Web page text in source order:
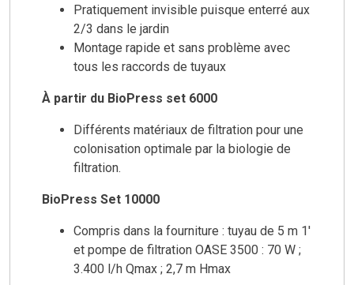
Pratiquement invisible puisque enterré aux
2/3 dans le jardin
Montage rapide et sans problème avec
tous les raccords de tuyaux
À partir du BioPress set 6000
Différents matériaux de filtration pour une
colonisation optimale par la biologie de
filtration.
BioPress Set 10000
Compris dans la fourniture : tuyau de 5 m 1′
et pompe de filtration OASE 3500 : 70 W ;
3.400 l/h Qmax ; 2,7 m Hmax